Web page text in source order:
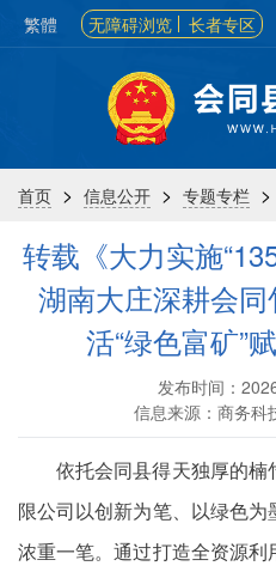
繁體 无障碍浏览 长者专区
首页 > 信息公开 > 专题专栏 >
转载《大力实施
湖南大庄深耕会
活“绿色富矿”
发布时间：
信息来源：商务科
依托会同县得天独厚的
限公司以创新为笔、以绿色
浓重一笔。通过打造全资源